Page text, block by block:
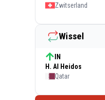
Zwitserland
Wissel
IN
H. Al Heidos
Qatar